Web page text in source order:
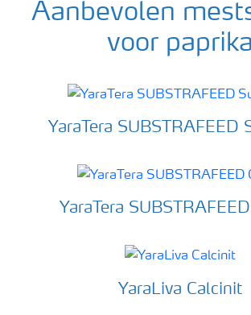
Aanbevolen
voor paprika
YaraTera SUBSTRAFEED
YaraTera
YaraLiva Calcinit